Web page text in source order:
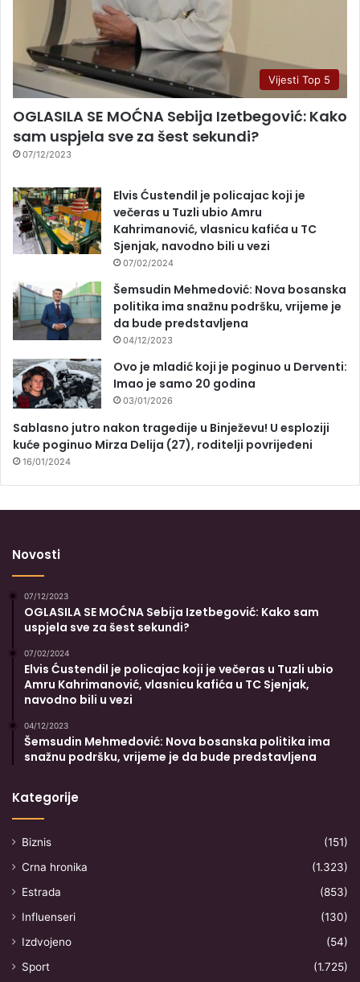
Vijesti Top 5
OGLASILA SE MOĆNA Sebija Izetbegović: Kako
sam uspjela sve za šest sekundi?
07/12/2023
Elvis Ćustendil je policajac koji je
večeras u Tuzli ubio Amru
Kahrimanović, vlasnicu kafića u TC
Sjenjak, navodno bili u vezi
07/02/2024
Šemsudin Mehmedović: Nova bosanska
politika ima snažnu podršku, vrijeme je
da bude predstavljena
04/12/2023
Ovo je mladić koji je poginuo u Derventi:
Imao je samo 20 godina
03/01/2026
Sablasno jutro nakon tragedije u Binježevu! U esploziji
kuće poginuo Mirza Delija (27), roditelji povrijeđeni
16/01/2024
Novosti
07/12/2023
OGLASILA SE MOĆNA Sebija Izetbegović: Kako sam
uspjela sve za šest sekundi?
07/02/2024
Elvis Ćustendil je policajac koji je večeras u Tuzli ubio
Amru Kahrimanović, vlasnicu kafića u TC Sjenjak,
navodno bili u vezi
04/12/2023
Šemsudin Mehmedović: Nova bosanska politika ima
snažnu podršku, vrijeme je da bude predstavljena
Kategorije
Biznis
(151)
Crna hronika
(1.323)
Estrada
(853)
Influenseri
(130)
Izdvojeno
(54)
Sport
(1.725)